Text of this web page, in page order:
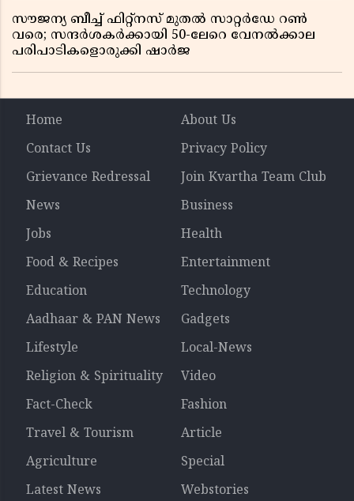
സൗജന്യ ബീച്ച് ഫിറ്റ്നസ് മുതൽ സാറ്റർഡേ റൺ
വരെ; സന്ദർശകർക്കായി 50-ലേറെ വേനൽക്കാല
പരിപാടികളൊരുക്കി ഷാർജ
Home
About Us
Contact Us
Privacy Policy
Grievance Redressal
Join Kvartha Team Club
News
Business
Jobs
Health
Food & Recipes
Entertainment
Education
Technology
Aadhaar & PAN News
Gadgets
Lifestyle
Local-News
Religion & Spirituality
Video
Fact-Check
Fashion
Travel & Tourism
Article
Agriculture
Special
Latest News
Webstories